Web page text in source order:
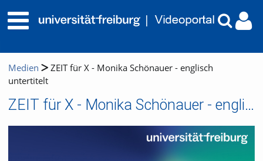
Medien
ZEIT für X - Monika Schönauer - englisch
untertitelt
ZEIT für X - Monika Schönauer - englisch untertitelt